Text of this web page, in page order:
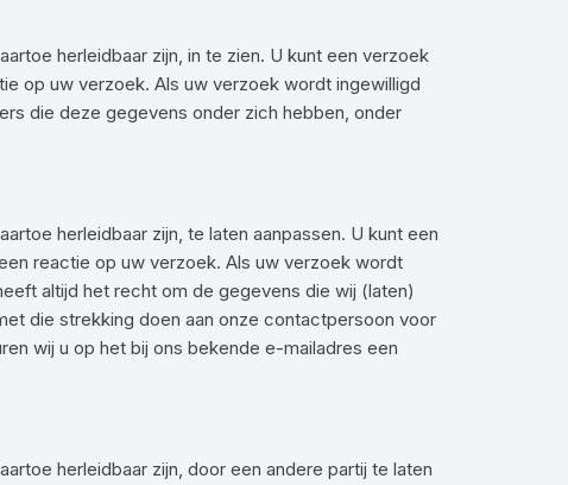
herleidbaar zijn, in te zien. U kunt een verzoek
op uw verzoek. Als uw verzoek wordt ingewilligd
die deze gegevens onder zich hebben, onder
herleidbaar zijn, te laten aanpassen. U kunt een
reactie op uw verzoek. Als uw verzoek wordt
altijd het recht om de gegevens die wij (laten)
die strekking doen aan onze contactpersoon voor
wij u op het bij ons bekende e-mailadres een
herleidbaar zijn, door een andere partij te laten